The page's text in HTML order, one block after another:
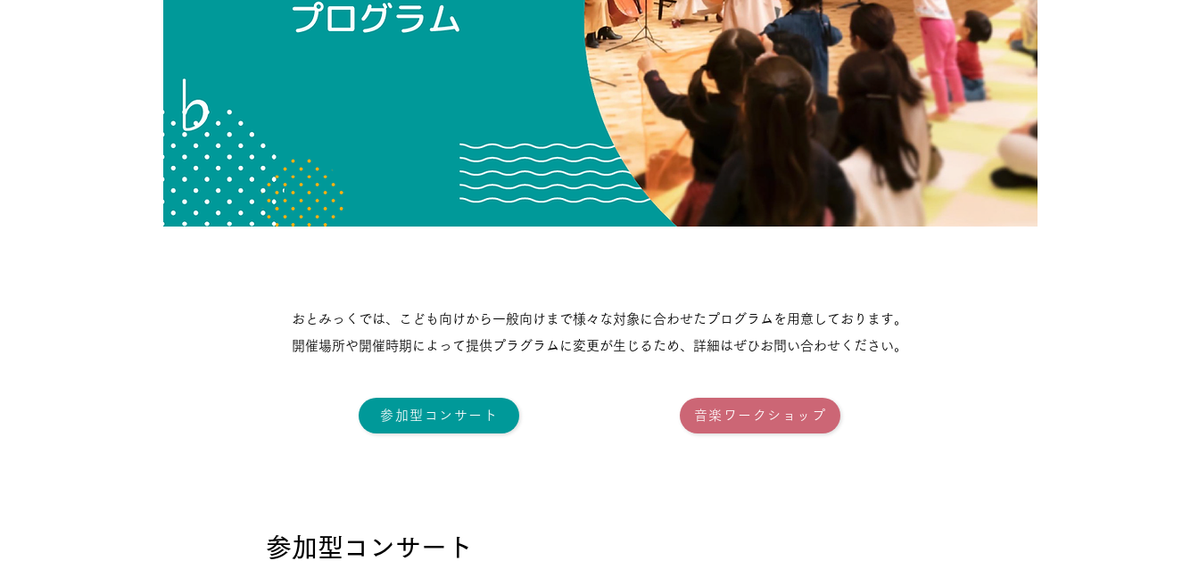
おとみっくでは、こども向けから一般向けまで様々な対象に合わせた プログラムを用意しております。
開催場所や開催時期によって提供プラグラムに変更が生じるため、 詳細はぜひお問い合わせください。
参加型コンサート 音楽ワークショップ
​参加型コンサート